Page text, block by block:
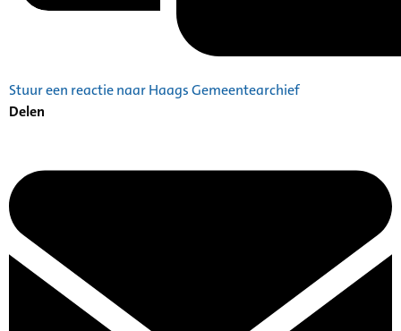
Stuur een reactie naar Haags Gemeentearchief
Delen